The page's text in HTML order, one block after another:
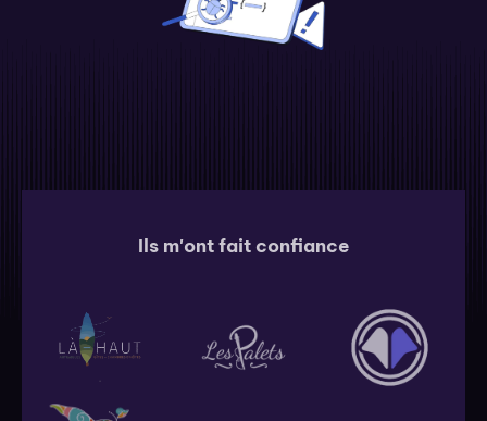
Ils m'ont fait confiance